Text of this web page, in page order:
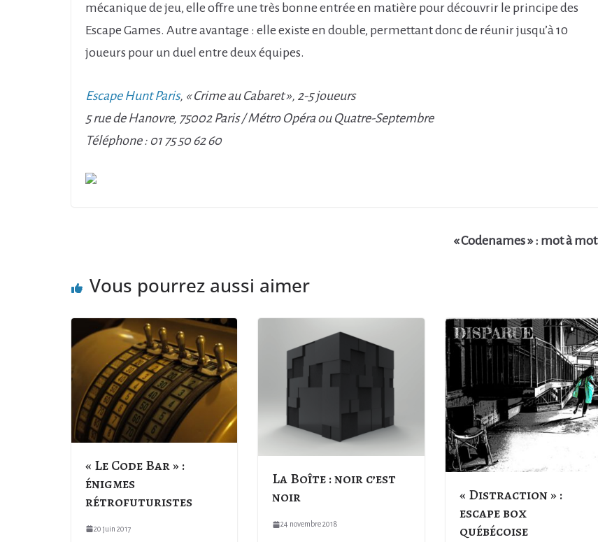
mécanique de jeu, elle offre une très bonne entrée en matière pour découvrir le principe des
Escape Games. Autre avantage : elle existe en double, permettant donc de réunir jusqu’à 10
joueurs pour un duel entre deux équipes.
Escape Hunt Paris, « Crime au Cabaret », 2-5 joueurs
5 rue de Hanovre, 75002 Paris / Métro Opéra ou Quatre-Septembre
Téléphone : 01 75 50 62 60
« Codenames » : mot à mot
Vous pourrez aussi aimer
« Le Code Bar » :
énigmes
rétrofuturistes
20 juin 2017
La Boîte : noir c’est
noir
24 novembre 2018
« Distraction » :
escape box
québécoise